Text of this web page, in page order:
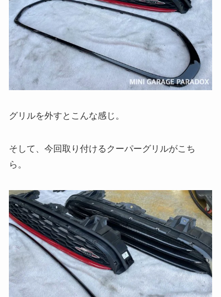
グリルを外すとこんな感じ。
そして、今回取り付けるクーパーグリルがこち
ら。